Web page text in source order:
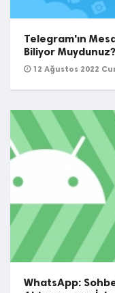
Telegram'ın
Biliyor Muydunuz?
12 Ağustos 2022
WhatsApp: